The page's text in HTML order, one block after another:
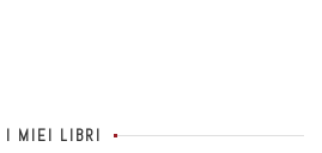
I MIEI LIBRI